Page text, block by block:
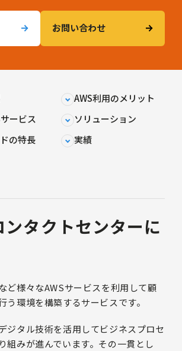
お問い合わせ
AWS利用のメリット
ービス
ソリューション
の特長
実績
ンタクトセンターに
ど様々なAWSサービスを利用して顧
う環境を構築するサービスです。
ジタル技術を活用してビジネスプロセ
組みが進んでいます。その一貫とし